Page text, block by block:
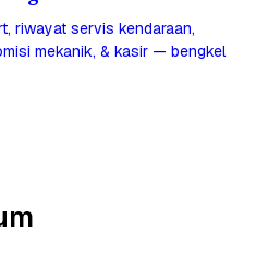
riwayat servis kendaraan,
mekanik, & kasir — bengkel